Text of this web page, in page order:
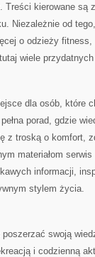
kierowane są
Niezależnie od
o odzieży
wiele
dla osób, które
porad, gdzie
z troską o komfort,
materiałom
informacji,
stylem życia.
swoją
i codzienną